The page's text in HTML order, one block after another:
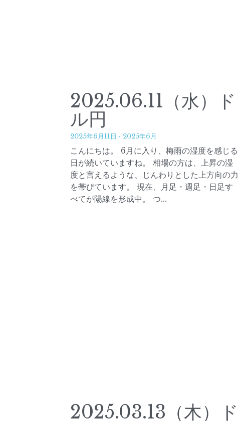
2025.06.11（水）ド
ル円
2025年6月11日 · 2025年6月
こんにちは。 6月に入り、梅雨の湿度を感じる
日が続いていますね。 相場の方は、上昇の湿
度と言えるような、じんわりとした上方向の力
を帯びています。 現在、月足・週足・日足す
べてが陽線を形成中。 つ...
2025.03.13（木）ド